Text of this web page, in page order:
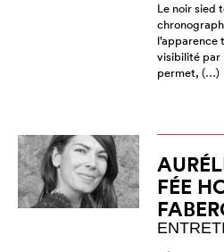
Le noir sied
l’apparence
visibilité par
permet, (…)
FÉE